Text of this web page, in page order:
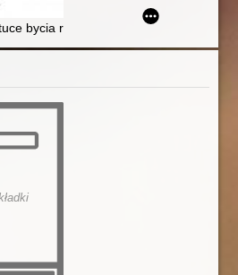
bycia razem, czyli różne oblicza